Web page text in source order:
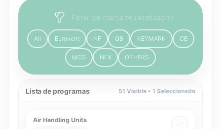
Filtrar por marca de certificación
All Eurovent NF QB KEYMARK CE
MCS NEX OTHERS
Lista de programas 51 Visible •1 Seleccionado
Air Handling Units